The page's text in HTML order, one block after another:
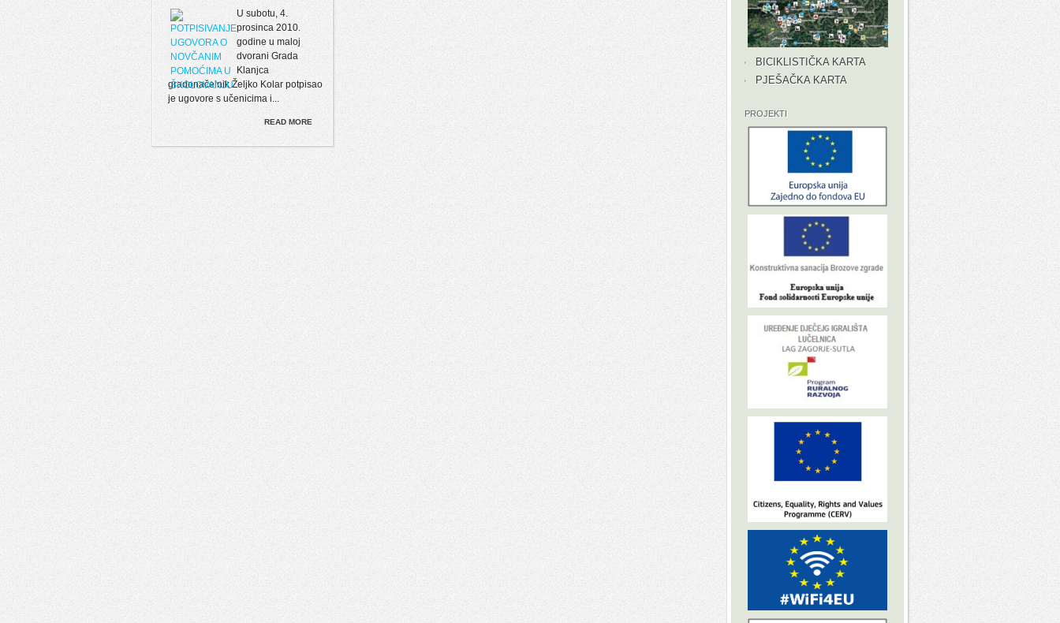
U subotu, 4.
prosinca 2010.
godine u maloj
dvorani Grada
Klanjca
gradonačelnik Željko Kolar potpisao
je ugovore s učenicima i...
READ MORE
BICIKLISTIČKA KARTA
PJEŠAČKA KARTA
PROJEKTI